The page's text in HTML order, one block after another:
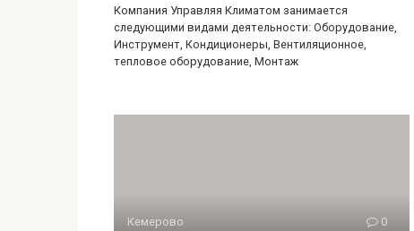
Компания Управляя Климатом занимается
следующими видами деятельности: Оборудование,
Инструмент, Кондиционеры, Вентиляционное,
тепловое оборудование, Монтаж
Кемерово 0